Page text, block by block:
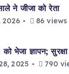
ने जीजा को रेता
2026 86 views
भेजा ज्ञापन; सुरक्षा
2025 790